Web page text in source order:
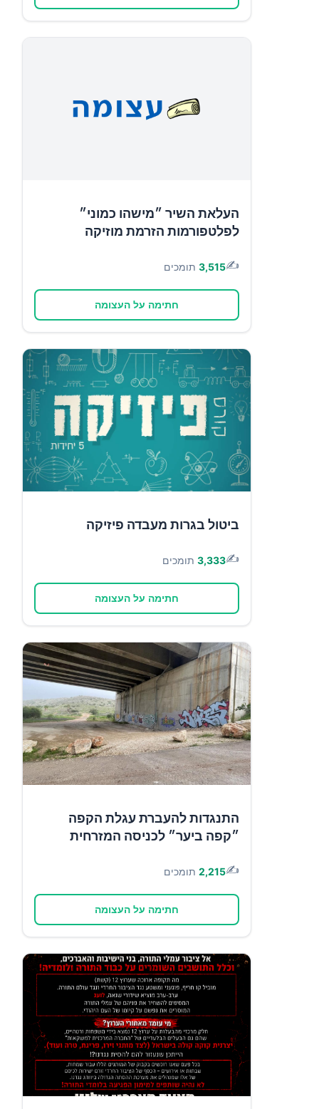
העלאת השיר ״מישהו כמוני״
לפלטפורמות הזרמת מוזיקה
✍️
3,515 תומכים
חתימה על העצומה
ביטול בגרות מעבדה פיזיקה
✍️
3,333 תומכים
חתימה על העצומה
התנגדות להעברת עגלת הקפה
״קפה ביער״ לכניסה המזרחית
✍️
2,215 תומכים
חתימה על העצומה